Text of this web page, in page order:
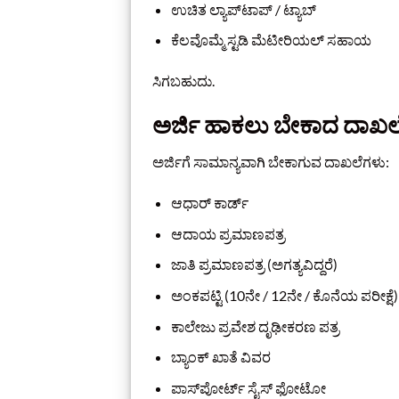
ಉಚಿತ ಲ್ಯಾಪ್‌ಟಾಪ್ / ಟ್ಯಾಬ್
ಕೆಲವೊಮ್ಮೆ ಸ್ಟಡಿ ಮೆಟೀರಿಯಲ್ ಸಹಾಯ
ಸಿಗಬಹುದು.
ಅರ್ಜಿ ಹಾಕಲು ಬೇಕಾದ
ಅರ್ಜಿಗೆ ಸಾಮಾನ್ಯವಾಗಿ ಬೇಕಾಗುವ ದಾಖಲೆಗಳು:
ಆಧಾರ್ ಕಾರ್ಡ್
ಆದಾಯ ಪ್ರಮಾಣಪತ್ರ
ಜಾತಿ ಪ್ರಮಾಣಪತ್ರ (ಅಗತ್ಯವಿದ್ದರೆ)
ಅಂಕಪಟ್ಟಿ (10ನೇ / 12ನೇ / ಕೊನೆಯ ಪರೀಕ್ಷೆ)
ಕಾಲೇಜು ಪ್ರವೇಶ ದೃಢೀಕರಣ ಪತ್ರ
ಬ್ಯಾಂಕ್ ಖಾತೆ ವಿವರ
ಪಾಸ್‌ಪೋರ್ಟ್ ಸೈಸ್ ಫೋಟೋ